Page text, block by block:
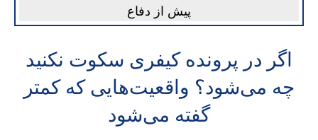
اگر در پرونده کیفری سکوت نکنید
چه می‌شود؟ واقعیت‌هایی که کمتر
گفته می‌شود